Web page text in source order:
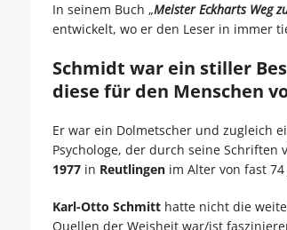
In seinem Buch „Meister Eckharts Weg
entwickelt, wo er den Leser in immer
Schmidt war ein stiller
diese für den Menschen
Er war ein Dolmetscher und zugleich
Psychologe, der durch seine
1977in Reutlingenim Alter von fast 74
Karl-Otto Schmitthatte nicht die
Quellen der Weisheit war/ist